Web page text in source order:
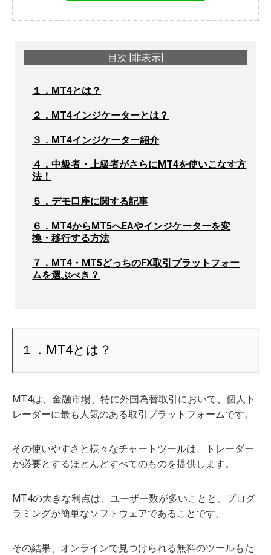
目次 [非表示]
１．MT4とは？
２．MT4インジケーターとは？
３．MT4インジケーター紹介
４．中級者・上級者がさらにMT4を使いこなす方
法！
５．デモ口座に関する記事
６．MT4からMT5へEAやインジケーターを変
換・移行する方法
７．MT4・MT5どっちのFX取引プラットフォー
ムを選ぶべき？
１．MT4とは？
MT4は、金融市場、特に外国為替取引において、個人ト
レーダーに最も人気のある取引プラットフォームです。
その使いやすさと様々なチャートツールは、トレーダー
が必要とするほとんどすべてのものを提供します。
MT4の大きな利点は、ユーザー数が多いことと、プログ
ラミングが簡単なソフトウェアであることです。
その結果、オンラインで見つけられる無料のツールもた